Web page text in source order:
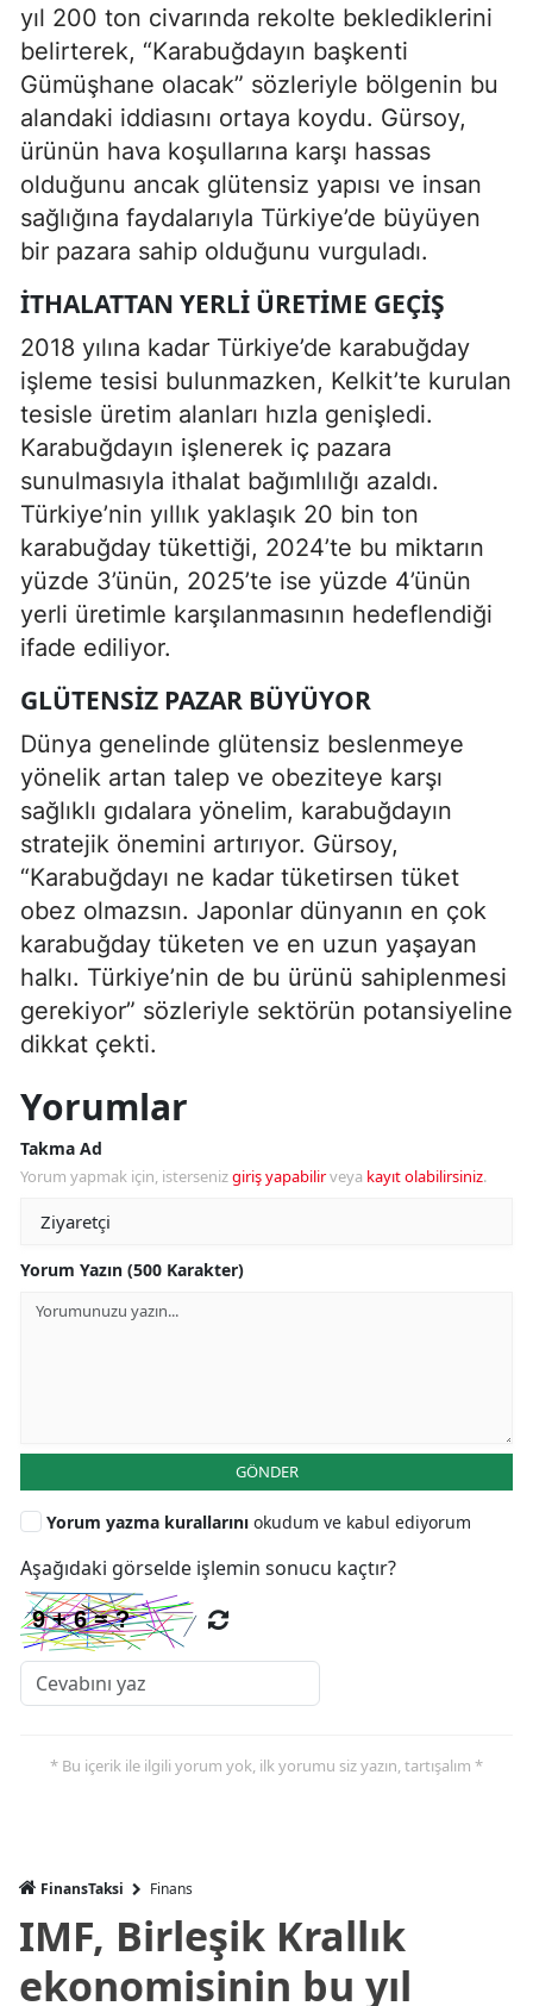
yıl 200 ton civarında rekolte beklediklerini
belirterek, “Karabuğdayın başkenti
Gümüşhane olacak” sözleriyle bölgenin bu
alandaki iddiasını ortaya koydu. Gürsoy,
ürünün hava koşullarına karşı hassas
olduğunu ancak glütensiz yapısı ve insan
sağlığına faydalarıyla Türkiye’de büyüyen
bir pazara sahip olduğunu vurguladı.
İTHALATTAN YERLI ÜRETIME GEÇIŞ
2018 yılına kadar Türkiye’de karabuğday
işleme tesisi bulunmazken, Kelkit’te kurulan
tesisle üretim alanları hızla genişledi.
Karabuğdayın işlenerek iç pazara
sunulmasıyla ithalat bağımlılığı azaldı.
Türkiye’nin yıllık yaklaşık 20 bin ton
karabuğday tükettiği, 2024’te bu miktarın
yüzde 3’ünün, 2025’te ise yüzde 4’ünün
yerli üretimle karşılanmasının hedeflendiği
ifade ediliyor.
GLÜTENSIZ PAZAR BÜYÜYOR
Dünya genelinde glütensiz beslenmeye
yönelik artan talep ve obeziteye karşı
sağlıklı gıdalara yönelim, karabuğdayın
stratejik önemini artırıyor. Gürsoy,
“Karabuğdayı ne kadar tüketirsen tüket
obez olmazsın. Japonlar dünyanın en çok
karabuğday tüketen ve en uzun yaşayan
halkı. Türkiye’nin de bu ürünü sahiplenmesi
gerekiyor” sözleriyle sektörün potansiyeline
dikkat çekti.
Yorumlar
Takma Ad
Yorum yapmak için, istersenizgiriş yapabilirveya kayıt olabilirsiniz.
Yorum Yazın (500 Karakter)
GÖNDER
Yorum yazma kurallarını okudum ve kabul ediyorum
Aşağıdaki görselde işlemin sonucu kaçtır?
* Bu içerik ile ilgili yorum yok, ilk yorumu siz yazın, tartışalım *
FinansTaksi Finans
IMF, Birleşik Krallık
ekonomisinin bu yıl